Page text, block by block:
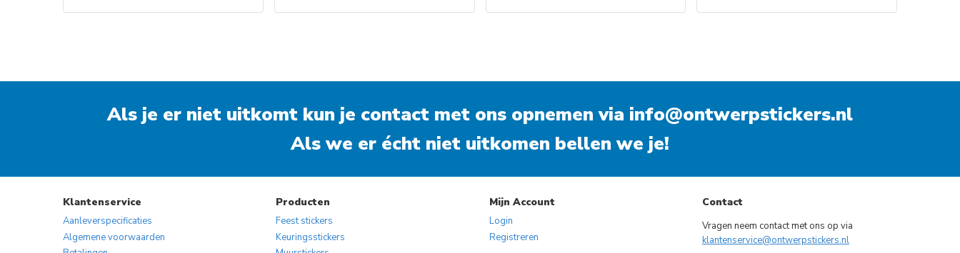
Als je er niet uitkomt kun je contact met ons opnemen via info@ontwerpstickers.nl
Als we er écht niet uitkomen bellen we je!
Klantenservice
Aanleverspecificaties
Algemene voorwaarden
Producten
Feest stickers
Keuringsstickers
Mijn Account
Login
Registreren
Contact
Vragen neem contact met ons op via
klantenservice@ontwerpstickers.nl